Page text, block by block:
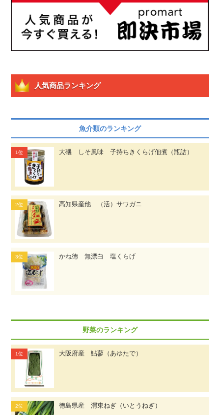
人気商品ランキング
魚介類のランキング
大磯 しそ風味 子持ちきくらげ佃煮（瓶詰）
高知県産他 （活）サワガニ
かね徳 無漂白 塩くらげ
野菜のランキング
大阪府産 鮎蓼（あゆたで）
徳島県産 渭東ねぎ（いとうねぎ）